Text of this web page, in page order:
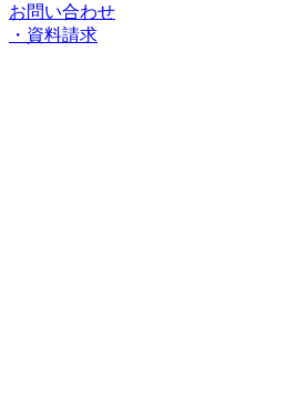
お問い合わせ
・資料請求